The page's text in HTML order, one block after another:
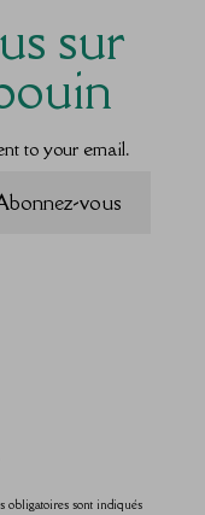
sur
to your email.
vous
obligatoires sont indiqués